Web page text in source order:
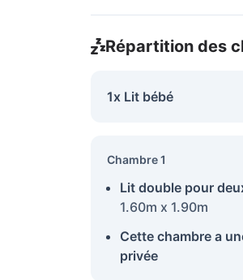
Répartition des
1x Lit bébé
Chambre 1
Lit double pour
1.60m x 1.90m
Cette chambre a
privée